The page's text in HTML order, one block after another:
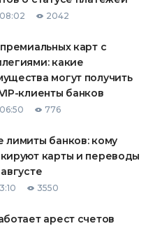
ПОЛИСЫ
О СТРАХОВЫХ
2042
карт с
какие
могут получить
клиенты банков
776
лимиты банков: кому
карты и переводы
3550
арест счетов